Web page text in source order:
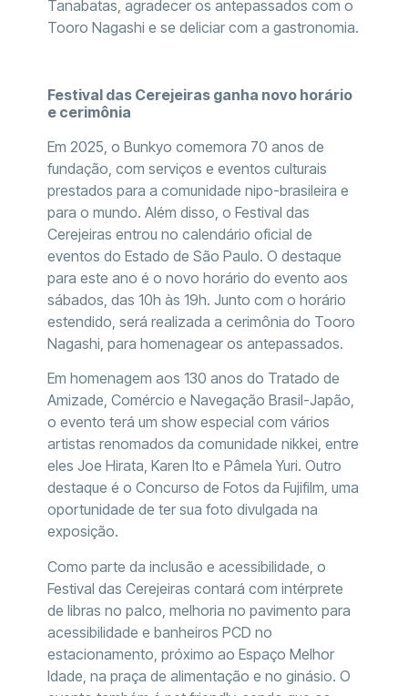
Tanabatas, agradecer os antepassados com o
Tooro Nagashi e se deliciar com a gastronomia.
Festival das Cerejeiras ganha novo horário
e cerimônia
Em 2025, o Bunkyo comemora 70 anos de
fundação, com serviços e eventos culturais
prestados para a comunidade nipo-brasileira e
para o mundo. Além disso, o Festival das
Cerejeiras entrou no calendário oficial de
eventos do Estado de São Paulo. O destaque
para este ano é o novo horário do evento aos
sábados, das 10h às 19h. Junto com o horário
estendido, será realizada a cerimônia do Tooro
Nagashi, para homenagear os antepassados.
Em homenagem aos 130 anos do Tratado de
Amizade, Comércio e Navegação Brasil-Japão,
o evento terá um show especial com vários
artistas renomados da comunidade nikkei, entre
eles Joe Hirata, Karen Ito e Pâmela Yuri. Outro
destaque é o Concurso de Fotos da Fujifilm, uma
oportunidade de ter sua foto divulgada na
exposição.
Como parte da inclusão e acessibilidade, o
Festival das Cerejeiras contará com intérprete
de libras no palco, melhoria no pavimento para
acessibilidade e banheiros PCD no
estacionamento, próximo ao Espaço Melhor
Idade, na praça de alimentação e no ginásio. O